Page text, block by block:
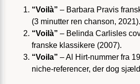
“Voilà” – Barbara Pravis
(3 minutter ren chanson, 2021).
“Voilà” – Belinda Carlisles
franske klassikere (2007).
“Voila” – Al Hirt-nummer fra
niche-referencer, der dog